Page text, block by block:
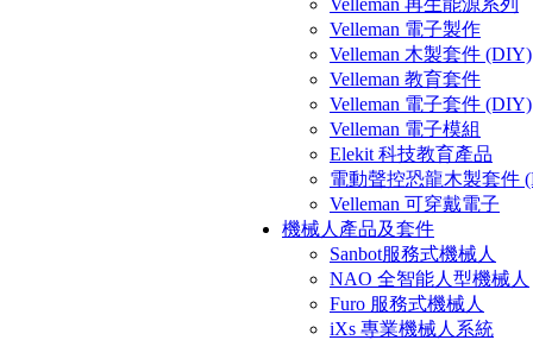
Velleman 電子製作
Velleman 木製套件 (DIY)
Velleman 教育套件
Velleman 電子套件 (DIY)
Velleman 電子模組
Elekit 科技教育產品
電動聲控恐龍木製套件
Velleman 可穿戴電子
機械人產品及套件
Sanbot服務式機械人
NAO 全智能人型機械人
Furo 服務式機械人
iXs 專業機械人系統